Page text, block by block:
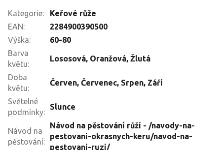
Kategorie:
Keřové růže
EAN:
2284900390500
Výška:
60-80
Barva
květu:
Lososová, Oranžová, Žlutá
Doba
květu:
Červen, Červenec, Srpen, Září
Světelné
podmínky:
Slunce
Návod na
pěstování:
Návod na pěstování růží - /navody-na-
pestovani-okrasnych-keru/navod-na-
pestovani-ruzi/